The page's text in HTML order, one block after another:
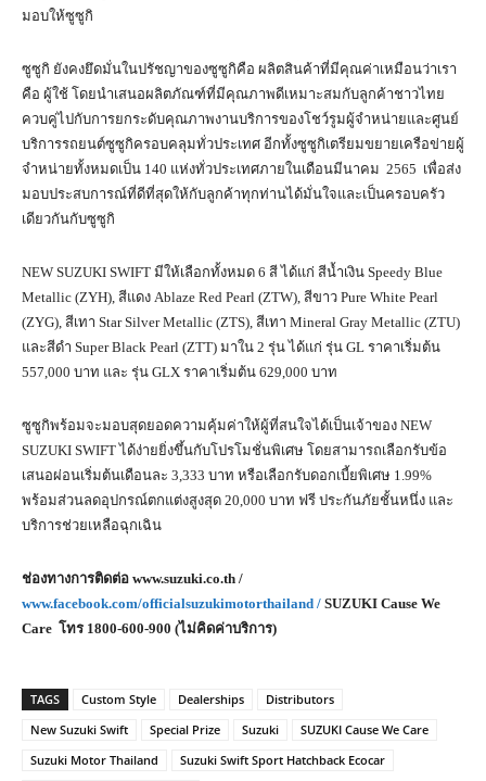
มอบให้ซูซูกิ
ซูซูกิ ยังคงยึดมั่นในปรัชญาของซูซูกิคือ ผลิตสินค้าที่มีคุณค่าเหมือนว่าเรา
คือ ผู้ใช้ โดยนำเสนอผลิตภัณฑ์ที่มีคุณภาพดีเหมาะสมกับลูกค้าชาวไทย
ควบคู่ไปกับการยกระดับคุณภาพงานบริการของโชว์รูมผู้จำหน่ายและศูนย์
บริการรถยนต์ซูซูกิครอบคลุมทั่วประเทศ อีกทั้งซูซูกิเตรียมขยายเครือข่ายผู้
จำหน่ายทั้งหมดเป็น 140 แห่งทั่วประเทศภายในเดือนมีนาคม 2565 เพื่อส่ง
มอบประสบการณ์ที่ดีที่สุดให้กับลูกค้าทุกท่านได้มั่นใจและเป็นครอบครัว
เดียวกันกับซูซูกิ
NEW SUZUKI SWIFT มีให้เลือกทั้งหมด 6 สี ได้แก่ สีน้ำเงิน Speedy Blue
Metallic (ZYH), สีแดง Ablaze Red Pearl (ZTW), สีขาว Pure White Pearl
(ZYG), สีเทา Star Silver Metallic (ZTS), สีเทา Mineral Gray Metallic (ZTU)
และสีดำ Super Black Pearl (ZTT) มาใน 2 รุ่น ได้แก่ รุ่น GL ราคาเริ่มต้น
557,000 บาท และ รุ่น GLX ราคาเริ่มต้น 629,000 บาท
ซูซูกิพร้อมจะมอบสุดยอดความคุ้มค่าให้ผู้ที่สนใจได้เป็นเจ้าของ NEW
SUZUKI SWIFT ได้ง่ายยิ่งขึ้นกับโปรโมชั่นพิเศษ โดยสามารถเลือกรับข้อ
เสนอผ่อนเริ่มต้นเดือนละ 3,333 บาท หรือเลือกรับดอกเบี้ยพิเศษ 1.99%
พร้อมส่วนลดอุปกรณ์ตกแต่งสูงสุด 20,000 บาท ฟรี ประกันภัยชั้นหนึ่ง และ
บริการช่วยเหลือฉุกเฉิน
ช่องทางการติดต่อ www.suzuki.co.th /
www.facebook.com/officialsuzukimotorthailand / SUZUKI Cause We
Care โทร 1800-600-900 (ไม่คิดค่าบริการ)
TAGS Custom Style Dealerships
Distributors
New Suzuki Swift
Special Prize Suzuki
SUZUKI Cause We Care
Suzuki Motor Thailand
Suzuki Swift Sport Hatchback Ecocar